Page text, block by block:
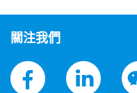
關注我們